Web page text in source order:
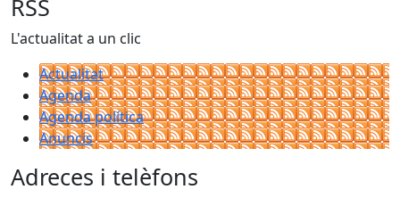
RSS
L'actualitat a un clic
Actualitat
Agenda
Agenda política
Anuncis
Adreces i telèfons